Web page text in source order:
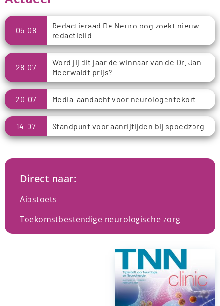
05-08
Redactieraad De Neuroloog zoekt nieuw
redactielid
28-07
Word jij dit jaar de winnaar van de Dr. Jan
Meerwaldt prijs?
20-07 Media-aandacht voor neurologentekort
14-07 Standpunt voor aanrijtijden bij spoedzorg
Direct naar:
Aiostoets
Toekomstbestendige neurologische zorg